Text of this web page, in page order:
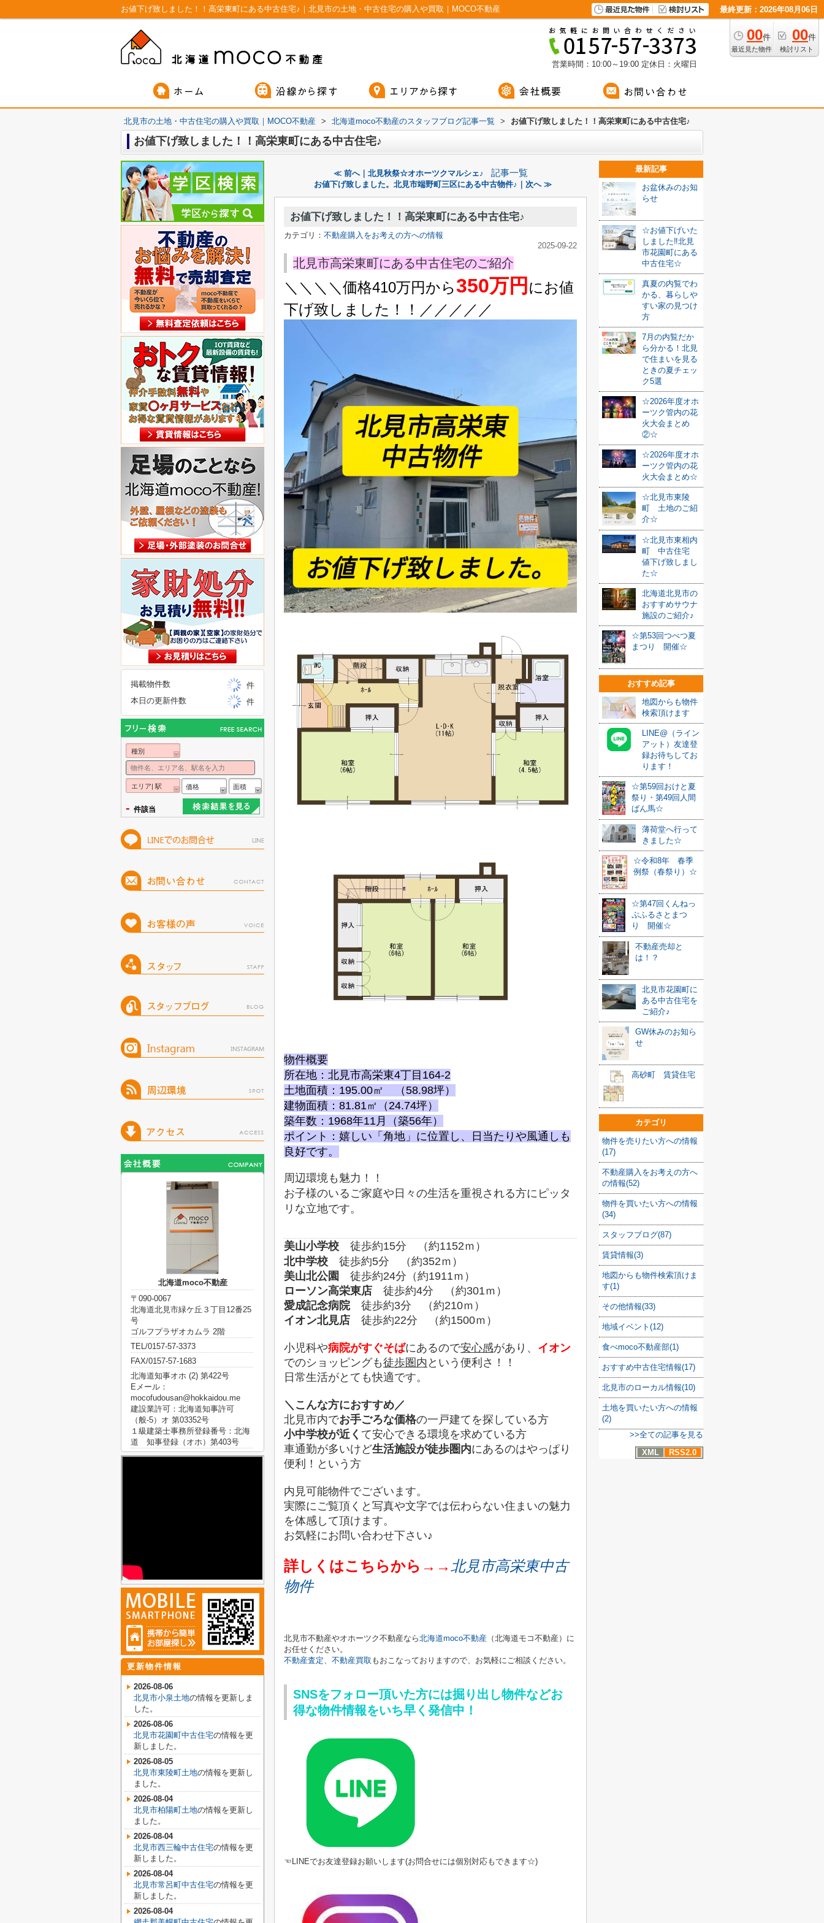
お値下げ致しました！！高栄東町にある中古住宅♪｜北見市の土地・中古住宅の購入や買取｜MOCO不動産 最終更新：2026年08月06日
00件
最近見た物件
00件
検討リスト
営業時間：10:00～19:00 定休日：火曜日
北見市の土地・中古住宅の購入や買取｜MOCO不動産 > 北海道moco不動産のスタッフブログ記事一覧 > お値下げ致しました！！高栄東町にある中古住宅♪
お値下げ致しました！！高栄東町にある中古住宅♪
≪ 前へ｜北見秋祭☆オホーツクマルシェ♪ 記事一覧
お値下げ致しました。北見市端野町三区にある中古物件♪｜次へ ≫
お値下げ致しました！！高栄東町にある中古住宅♪
カテゴリ： 不動産購入をお考えの方への情報
2025-09-22
北見市高栄東町にある中古住宅のご紹介
＼＼＼＼価格410万円から350万円 にお値
下げ致しました！！／／／／／
物件概要
所在地：北見市高栄東4丁目164-2
土地面積：195.00㎡ （58.98坪）
建物面積：81.81㎡（24.74坪）
築年数：1968年11月（築56年）
ポイント：嬉しい「角地」に位置し、日当たりや風通しも
良好です。
周辺環境も魅力！！
お子様のいるご家庭や日々の生活を重視される方にピッタ
リな立地です。
美山小学校 徒歩約15分 （約1152ｍ）
北中学校 徒歩約5分 （約352ｍ）
美山北公園 徒歩約24分（約1911ｍ）
ローソン高栄東店 徒歩約4分 （約301ｍ）
愛成記念病院 徒歩約3分 （約210ｍ）
イオン北見店 徒歩約22分 （約1500ｍ）
小児科や病院がすぐそばにあるので安心感があり、 イオン
でのショッピングも徒歩圏内 という便利さ！！
日常生活がとても快適です。
＼こんな方におすすめ／
北見市内でお手ごろな価格の一戸建てを探している方
小中学校が近く て安心できる環境を求めている方
車通勤が多いけど生活施設が徒歩圏内にあるのはやっぱり
便利！という方
内見可能物件でございます。
実際にご覧頂くと写真や文字では伝わらない住まいの魅力
を体感して頂けます。
お気軽にお問い合わせ下さい♪
詳しくはこちらから→→ 北見市高栄東中古
物件
北見市不動産やオホーツク不動産なら北海道moco不動産 （北海道モコ不動産）に
お任せください。
不動産査定、不動産買取 もおこなっておりますので、 お気軽にご相談ください。
SNSをフォロー頂いた方には掘り出し物件などお
得な物件情報をいち早く発信中！
☜LINEでお友達登録お願いします(お問合せには個別対応もできます☆)
最新記事
お盆休みのお知
らせ
☆お値下げいた
しました‼北見
市花園町にある
中古住宅☆
真夏の内覧でわ
かる、暮らしや
すい家の見つけ
方
7月の内覧だか
ら分かる！北見
で住まいを見る
ときの夏チェッ
ク5選
☆2026年度オホ
ーツク管内の花
火大会まとめ
②☆
☆2026年度オホ
ーツク管内の花
火大会まとめ☆
☆北見市東陵
町 土地のご紹
介☆
☆北見市東相内
町 中古住宅
値下げ致しまし
た☆
北海道北見市の
おすすめサウナ
施設のご紹介♪
☆第53回つべつ夏
まつり 開催☆
おすすめ記事
地図からも物件
検索頂けます
LINE@（ライン
アット）友達登
録お待ちしてお
ります！
☆第59回おけと夏
祭り・第49回人間
ばん馬☆
薄荷堂へ行って
きました☆
☆令和8年 春季
例祭（春祭り）☆
☆第47回くんねっ
ぷふるさとまつ
り 開催☆
不動産売却と
は！？
北見市花園町に
ある中古住宅を
ご紹介♪
GW休みのお知ら
せ
高砂町 賃貸住宅
カテゴリ
物件を売りたい方への情報
(17)
不動産購入をお考えの方へ
の情報(52)
物件を買いたい方への情報
(34)
スタッフブログ(87)
賃貸情報(3)
地図からも物件検索頂けま
す(1)
その他情報(33)
地域イベント(12)
食べmoco不動産部(1)
おすすめ中古住宅情報(17)
北見市のローカル情報(10)
土地を買いたい方への情報
(2)
>>全ての記事を見る
XML
RSS2.0
掲載物件数
件
本日の更新件数
件
種別
エリア| 駅 価格 面積
- 件該当
北海道moco不動産
〒090-0067
北海道北見市緑ケ丘３丁目12番25
号
ゴルフプラザオカムラ 2階
TEL/0157-57-3373
FAX/0157-57-1683
北海道知事オホ (2) 第422号
Eメール：
mocofudousan@hokkaidou.me
建設業許可：北海道知事許可
（般-5）オ 第03352号
１級建築士事務所登録番号：北海
道 知事登録（オホ）第403号
更新物件情報
2026-08-06
北見市小泉土地の情報を更新しま
した。
2026-08-06
北見市花園町中古住宅の情報を更
新しました。
2026-08-05
北見市東陵町土地の情報を更新し
ました。
2026-08-04
北見市柏陽町土地の情報を更新し
ました。
2026-08-04
北見市西三輪中古住宅の情報を更
新しました。
2026-08-04
北見市常呂町中古住宅の情報を更
新しました。
2026-08-04